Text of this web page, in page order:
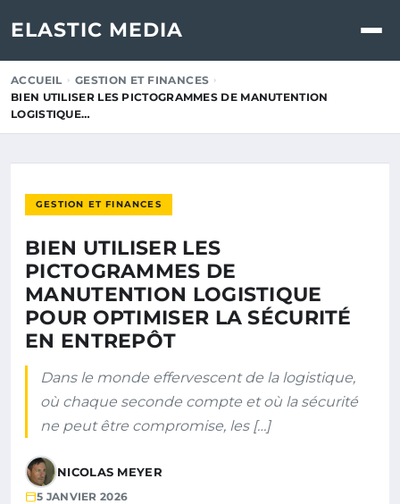
ELASTIC MEDIA
ACCUEIL
GESTION ET FINANCES
BIEN UTILISER LES PICTOGRAMMES DE MANUTENTION
LOGISTIQUE…
GESTION ET FINANCES
BIEN UTILISER LES
PICTOGRAMMES DE
MANUTENTION LOGISTIQUE
POUR OPTIMISER LA SÉCURITÉ
EN ENTREPÔT
Dans le monde effervescent de la logistique,
où chaque seconde compte et où la sécurité
ne peut être compromise, les […]
NICOLAS MEYER
5 JANVIER 2026